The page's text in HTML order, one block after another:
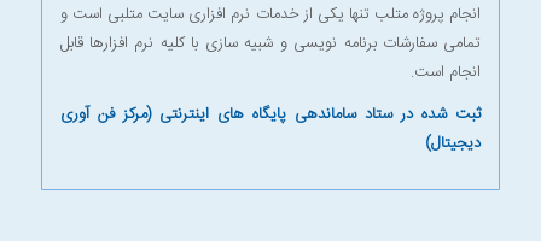
انجام پروژه متلب تنها یکی از خدمات نرم افزاری سایت متلبی است و
تمامی سفارشات برنامه نویسی و شبیه سازی با کلیه نرم افزارها قابل
انجام است.
ثبت شده در ستاد ساماندهی پایگاه های اینترنتی (مرکز فن آوری
دیجیتال)